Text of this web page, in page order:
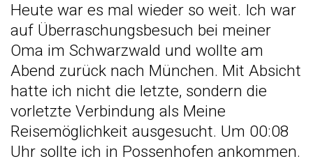
Heute war es mal wieder so weit. Ich war
auf Überraschungsbesuch bei meiner
Oma im Schwarzwald und wollte am
Abend zurück nach München. Mit Absicht
hatte ich nicht die letzte, sondern die
vorletzte Verbindung als Meine
Reisemöglichkeit ausgesucht. Um 00:08
Uhr sollte ich in Possenhofen ankommen.